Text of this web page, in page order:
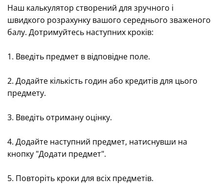
Наш калькулятор створений для зручного і
швидкого розрахунку вашого середнього зваженого
балу. Дотримуйтесь наступних кроків:
1. Введіть предмет в відповідне поле.
2. Додайте кількість годин або кредитів для цього
предмету.
3. Введіть отриману оцінку.
4. Додайте наступний предмет, натиснувши на
кнопку "Додати предмет".
5. Повторіть кроки для всіх предметів.